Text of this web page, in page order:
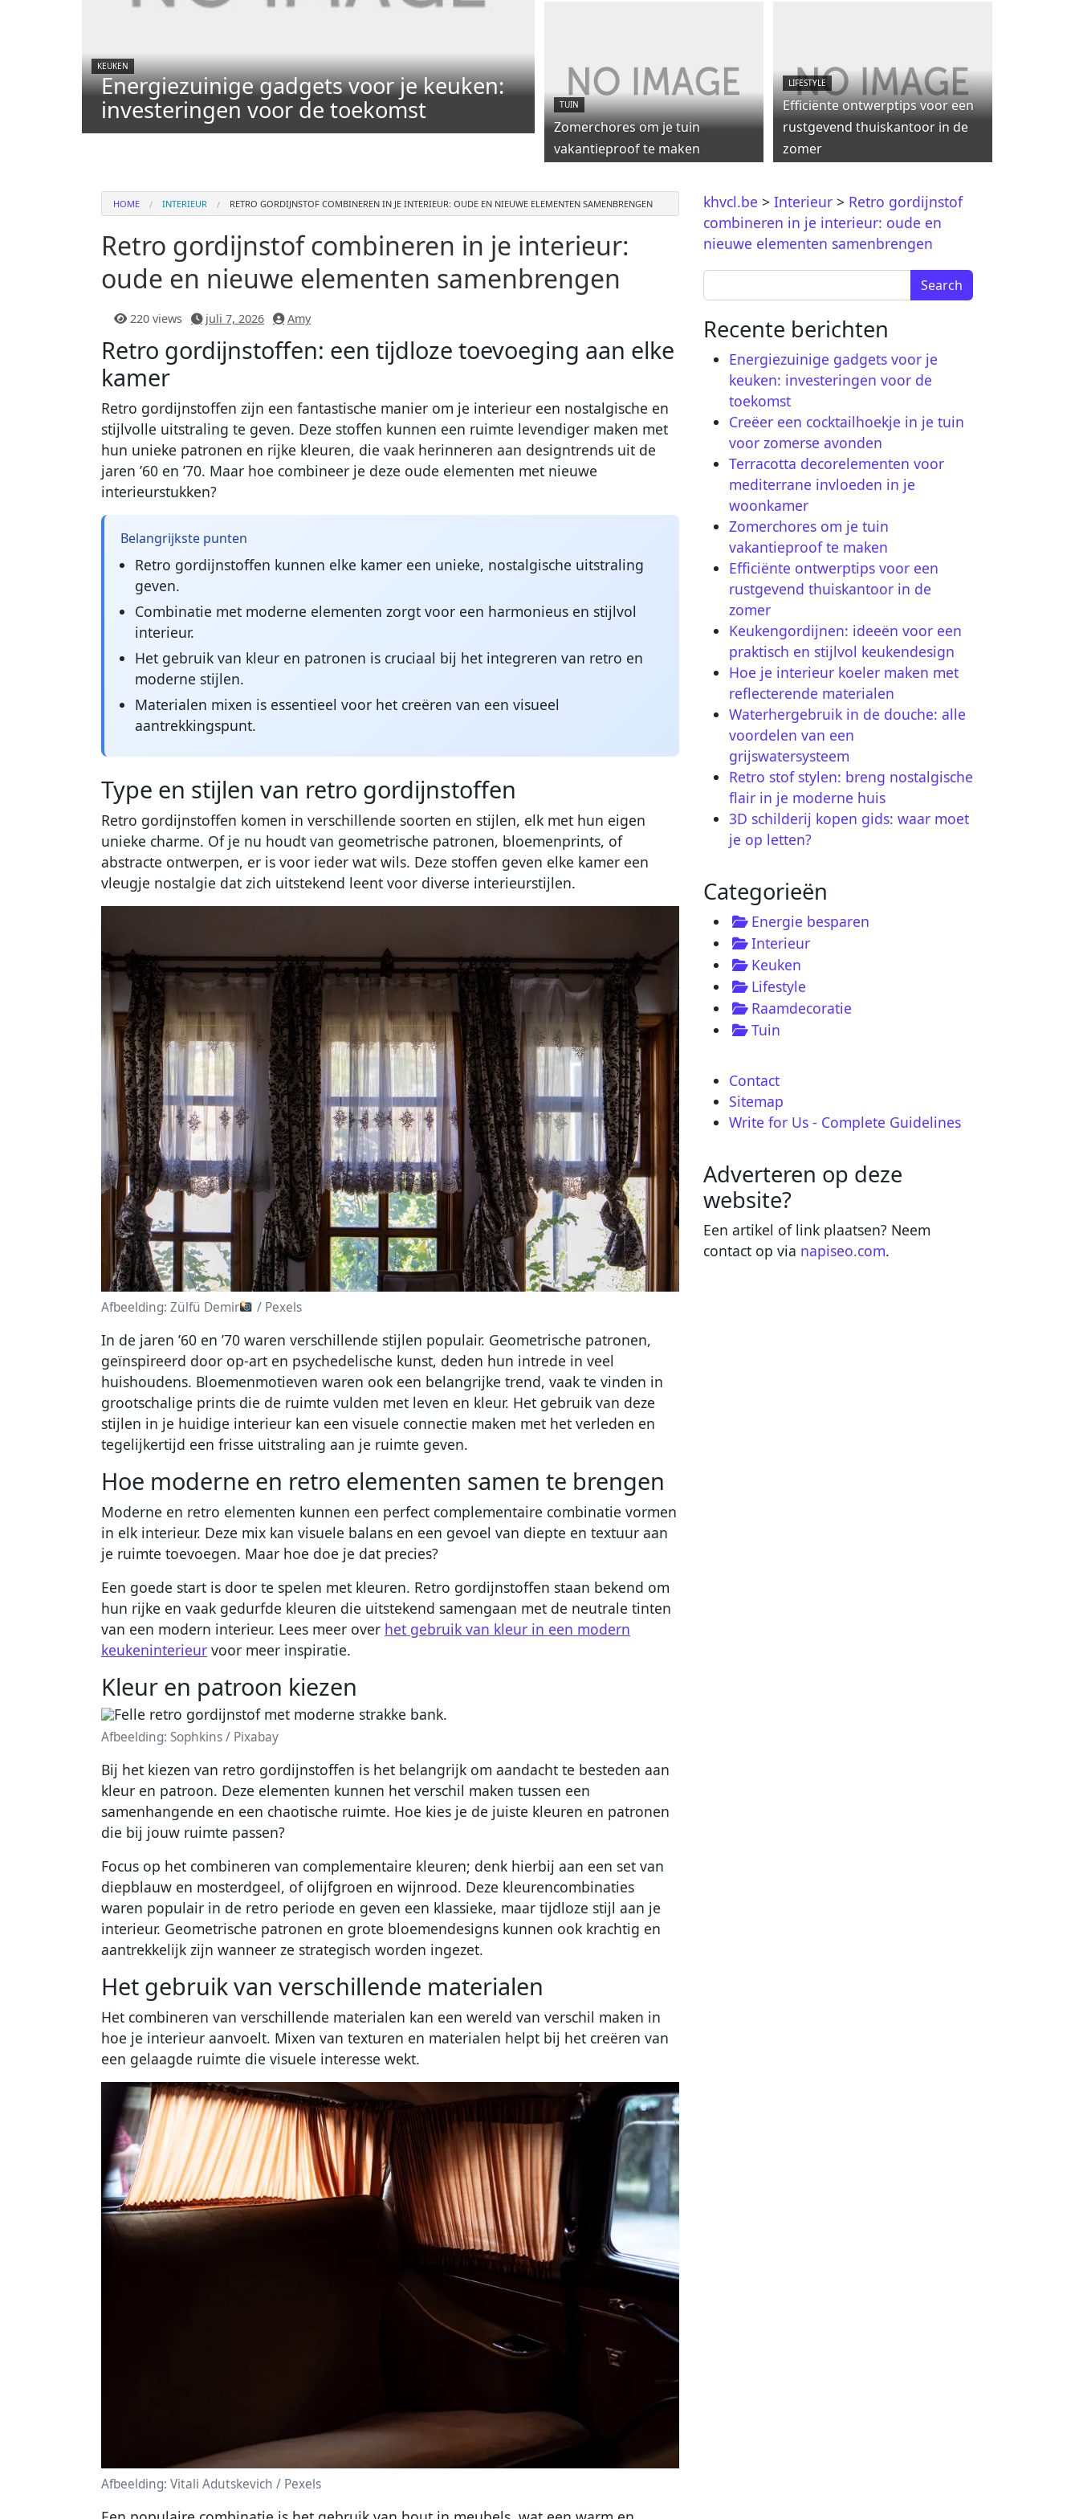
KEUKEN
Energiezuinige gadgets voor je keuken:
investeringen voor de toekomst
TUIN
Zomerchores om je tuin
vakantieproof te maken
LIFESTYLE
Efficiënte ontwerptips voor een
rustgevend thuiskantoor in de
zomer
HOME INTERIEUR RETRO GORDIJNSTOF COMBINEREN IN JE INTERIEUR: OUDE EN NIEUWE ELEMENTEN SAMENBRENGEN
Retro gordijnstof combineren in je interieur:
oude en nieuwe elementen samenbrengen
220 views juli 7, 2026 Amy
Retro gordijnstoffen: een tijdloze toevoeging aan elke
kamer
Retro gordijnstoffen zijn een fantastische manier om je interieur een nostalgische en
stijlvolle uitstraling te geven. Deze stoffen kunnen een ruimte levendiger maken met
hun unieke patronen en rijke kleuren, die vaak herinneren aan designtrends uit de
jaren ’60 en ’70. Maar hoe combineer je deze oude elementen met nieuwe
interieurstukken?
Belangrijkste punten
Retro gordijnstoffen kunnen elke kamer een unieke, nostalgische uitstraling
geven.
Combinatie met moderne elementen zorgt voor een harmonieus en stijlvol
interieur.
Het gebruik van kleur en patronen is cruciaal bij het integreren van retro en
moderne stijlen.
Materialen mixen is essentieel voor het creëren van een visueel
aantrekkingspunt.
Type en stijlen van retro gordijnstoffen
Retro gordijnstoffen komen in verschillende soorten en stijlen, elk met hun eigen
unieke charme. Of je nu houdt van geometrische patronen, bloemenprints, of
abstracte ontwerpen, er is voor ieder wat wils. Deze stoffen geven elke kamer een
vleugje nostalgie dat zich uitstekend leent voor diverse interieurstijlen.
Afbeelding: Zülfü Demir / Pexels
In de jaren ’60 en ’70 waren verschillende stijlen populair. Geometrische patronen,
geïnspireerd door op-art en psychedelische kunst, deden hun intrede in veel
huishoudens. Bloemenmotieven waren ook een belangrijke trend, vaak te vinden in
grootschalige prints die de ruimte vulden met leven en kleur. Het gebruik van deze
stijlen in je huidige interieur kan een visuele connectie maken met het verleden en
tegelijkertijd een frisse uitstraling aan je ruimte geven.
Hoe moderne en retro elementen samen te brengen
Moderne en retro elementen kunnen een perfect complementaire combinatie vormen
in elk interieur. Deze mix kan visuele balans en een gevoel van diepte en textuur aan
je ruimte toevoegen. Maar hoe doe je dat precies?
Een goede start is door te spelen met kleuren. Retro gordijnstoffen staan bekend om
hun rijke en vaak gedurfde kleuren die uitstekend samengaan met de neutrale tinten
van een modern interieur. Lees meer over het gebruik van kleur in een modern
keukeninterieur voor meer inspiratie.
Kleur en patroon kiezen
Afbeelding: Sophkins / Pixabay
Bij het kiezen van retro gordijnstoffen is het belangrijk om aandacht te besteden aan
kleur en patroon. Deze elementen kunnen het verschil maken tussen een
samenhangende en een chaotische ruimte. Hoe kies je de juiste kleuren en patronen
die bij jouw ruimte passen?
Focus op het combineren van complementaire kleuren; denk hierbij aan een set van
diepblauw en mosterdgeel, of olijfgroen en wijnrood. Deze kleurencombinaties
waren populair in de retro periode en geven een klassieke, maar tijdloze stijl aan je
interieur. Geometrische patronen en grote bloemendesigns kunnen ook krachtig en
aantrekkelijk zijn wanneer ze strategisch worden ingezet.
Het gebruik van verschillende materialen
Het combineren van verschillende materialen kan een wereld van verschil maken in
hoe je interieur aanvoelt. Mixen van texturen en materialen helpt bij het creëren van
een gelaagde ruimte die visuele interesse wekt.
Afbeelding: Vitali Adutskevich / Pexels
khvcl.be > Interieur > Retro gordijnstof
combineren in je interieur: oude en
nieuwe elementen samenbrengen
Search for:
Recente berichten
Energiezuinige gadgets voor je
keuken: investeringen voor de
toekomst
Creëer een cocktailhoekje in je tuin
voor zomerse avonden
Terracotta decorelementen voor
mediterrane invloeden in je
woonkamer
Zomerchores om je tuin
vakantieproof te maken
Efficiënte ontwerptips voor een
rustgevend thuiskantoor in de
zomer
Keukengordijnen: ideeën voor een
praktisch en stijlvol keukendesign
Hoe je interieur koeler maken met
reflecterende materialen
Waterhergebruik in de douche: alle
voordelen van een
grijswatersysteem
Retro stof stylen: breng nostalgische
flair in je moderne huis
3D schilderij kopen gids: waar moet
je op letten?
Categorieën
Energie besparen
Interieur
Keuken
Lifestyle
Raamdecoratie
Tuin
Contact
Sitemap
Write for Us - Complete Guidelines
Adverteren op deze
website?
Een artikel of link plaatsen? Neem
contact op via napiseo.com.